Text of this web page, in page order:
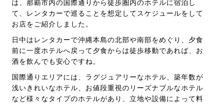
は、那覇市内の国際通りから徒歩圏内のホテルに宿泊し
て、レンタカーで巡ることを想定してスケジュールをして
お店をご紹介しました。
日中はレンタカーで沖縄本島の北部や南部をめぐり、夕食
前に一度ホテルへ戻って夕食からは徒歩移動であれば、お
酒を飲んでも安心ですね。
国際通りエリアには、ラグジュアリーなホテル、築年数が
浅いきれいなホテル、お値段重視のリーズナブルなホテル
など様々なタイプのホテルがあり、立地や設備によって料